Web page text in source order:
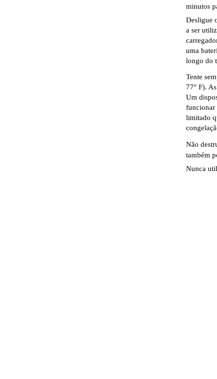
minutos
Desligue
a ser
uma
longo do
Tente
77° F).
Um
funcionar
limitado
Não
também
Nunca